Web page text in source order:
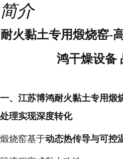
简介
耐火黏土专用煅烧窑-
鸿干燥设备
一、江苏博鸿耐火黏土专用煅
处理实现深度转化
煅烧窑基于动态热传导与可控